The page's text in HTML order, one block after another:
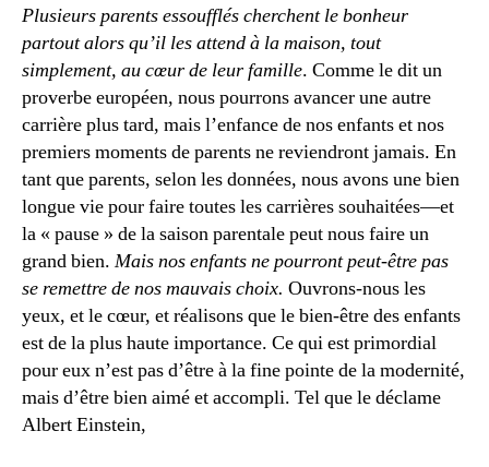
Plusieurs parents essoufflés cherchent le bonheur
partout alors qu’il les attend à la maison, tout
simplement, au cœur de leur famille. Comme le dit un
proverbe européen, nous pourrons avancer une autre
carrière plus tard, mais l’enfance de nos enfants et nos
premiers moments de parents ne reviendront jamais. En
tant que parents, selon les données, nous avons une bien
longue vie pour faire toutes les carrières souhaitées—et
la « pause » de la saison parentale peut nous faire un
grand bien. Mais nos enfants ne pourront peut-être pas
se remettre de nos mauvais choix. Ouvrons-nous les
yeux, et le cœur, et réalisons que le bien-être des enfants
est de la plus haute importance. Ce qui est primordial
pour eux n’est pas d’être à la fine pointe de la modernité,
mais d’être bien aimé et accompli. Tel que le déclame
Albert Einstein,
o
n,
m
m
a
n
à
la
m
ai
n,
m
a
m
a